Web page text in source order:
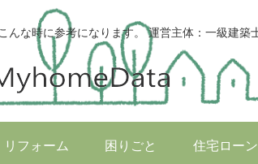
んな時に参考になります。 運営主体：一級建築
リフォーム 困りごと 住宅ローン